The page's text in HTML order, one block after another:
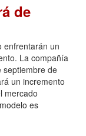
de
enfrentarán un
La compañía
septiembre de
un incremento
mercado
es